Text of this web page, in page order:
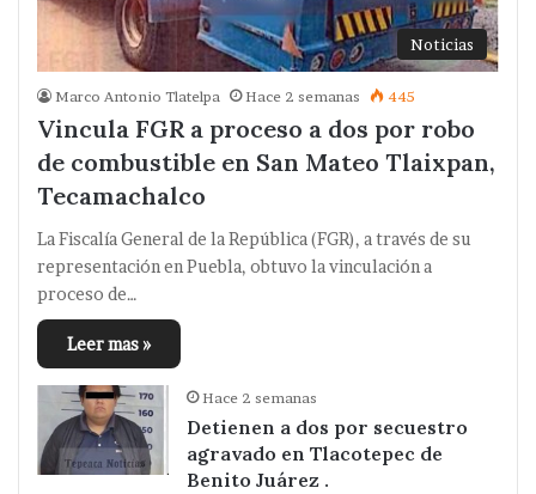
Noticias
Marco Antonio Tlatelpa Hace 2 semanas 445
Vincula FGR a proceso a dos por robo
de combustible en San Mateo Tlaixpan,
Tecamachalco
La Fiscalía General de la República (FGR), a través de su
representación en Puebla, obtuvo la vinculación a
proceso de…
Leer mas »
Hace 2 semanas
Detienen a dos por secuestro
agravado en Tlacotepec de
Benito Juárez .